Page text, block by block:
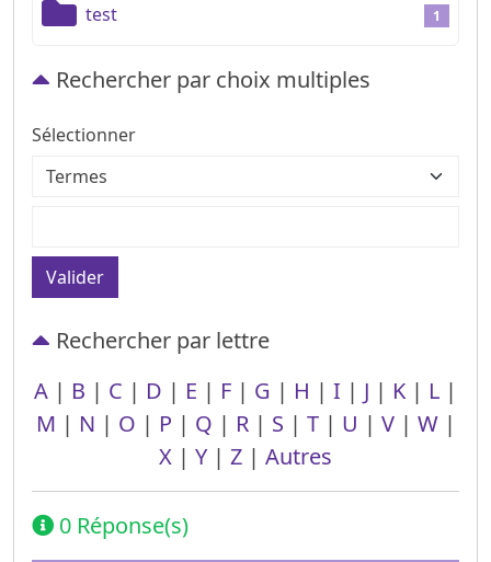
test 1
Rechercher par choix multiples
Sélectionner
Valider
Rechercher par lettre
A | B | C | D | E | F | G | H | I | J | K | L |
M | N | O | P | Q | R| S | T| U | V| W|
X | Y | Z | Autres
0 Réponse(s)